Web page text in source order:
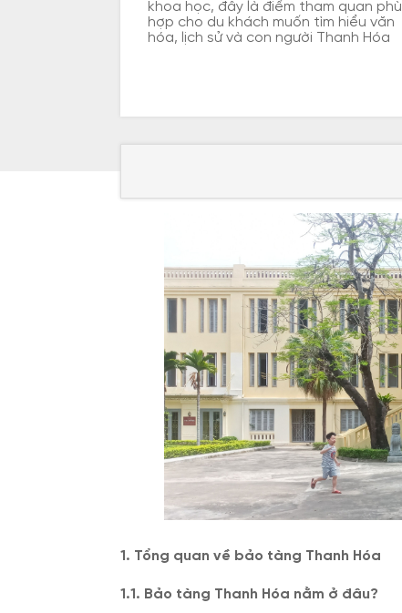
khoa học, đây là điểm tham quan phù
hợp cho du khách muốn tìm hiểu văn
hóa, lịch sử và con người Thanh Hóa
1. Tổng quan về bảo tàng Thanh Hóa
1.1. Bảo tàng Thanh Hóa nằm ở đâu?